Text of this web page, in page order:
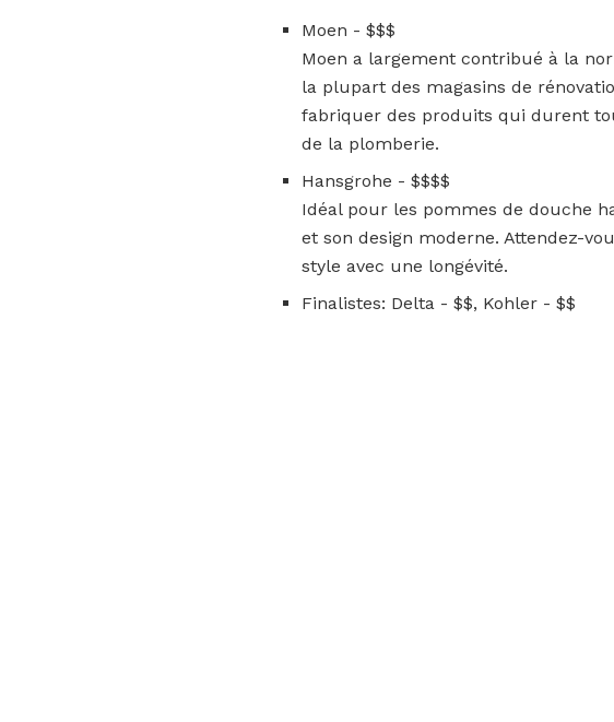
Moen - $$$
Moen a largement contribué à la
la plupart des magasins de
fabriquer des produits qui durent
de la plomberie.
Hansgrohe - $$$$
Idéal pour les pommes de douche
et son design moderne. Attendez-
style avec une longévité.
Finalistes: Delta - $$, Kohler - $$